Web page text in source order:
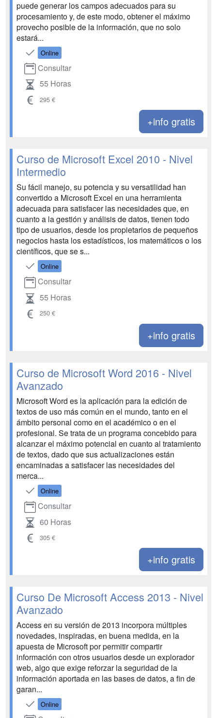
puede generar los campos adecuados para su
procesamiento y, de este modo, obtener el máximo
provecho posible de la información, que no solo
estará...
Online
Consultar
55 Horas
295 €
+info gratis
Curso de Microsoft Excel 2010 - Nivel
Intermedio
Su fácil manejo, su potencia y su versatilidad han
convertido a Microsoft Excel en una herramienta
adecuada para satisfacer las necesidades que, en
cuanto a la gestión y análisis de datos, tienen todo
tipo de usuarios, desde los propietarios de pequeños
negocios hasta los estadísticos, los matemáticos o los
científicos, que se s...
Online
Consultar
55 Horas
250 €
+info gratis
Curso de Microsoft Word 2016 - Nivel
Avanzado
Microsoft Word es la aplicación para la edición de
textos de uso más común en el mundo, tanto en el
ámbito personal como en el académico o en el
profesional. Se trata de un programa concebido para
alcanzar el máximo potencial en cuanto al tratamiento
de textos, dado que sus actualizaciones están
encaminadas a satisfacer las necesidades del
merca...
Online
Consultar
60 Horas
305 €
+info gratis
Curso De Microsoft Access 2013 - Nivel
Avanzado
Access en su versión de 2013 incorpora múltiples
novedades, inspiradas, en buena medida, en la
apuesta de Microsoft por permitir compartir
información con otros usuarios desde un explorador
web, algo que exige reforzar la seguridad de la
información aportada en las bases de datos, a fin de
garan...
Online